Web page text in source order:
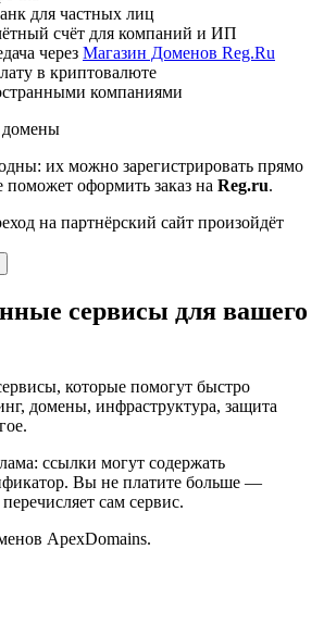
для частных лиц
счёт для компаний и ИП
через Магазин Доменов Reg.Ru
в криптовалюте
компаниями
их можно зарегистрировать прямо
оформить заказ на Reg.ru.
на партнёрский сайт произойдёт
сервисы для вашего
которые помогут быстро
домены, инфраструктура, защита
ссылки могут содержать
Вы не платите больше —
сам сервис.
ApexDomains.